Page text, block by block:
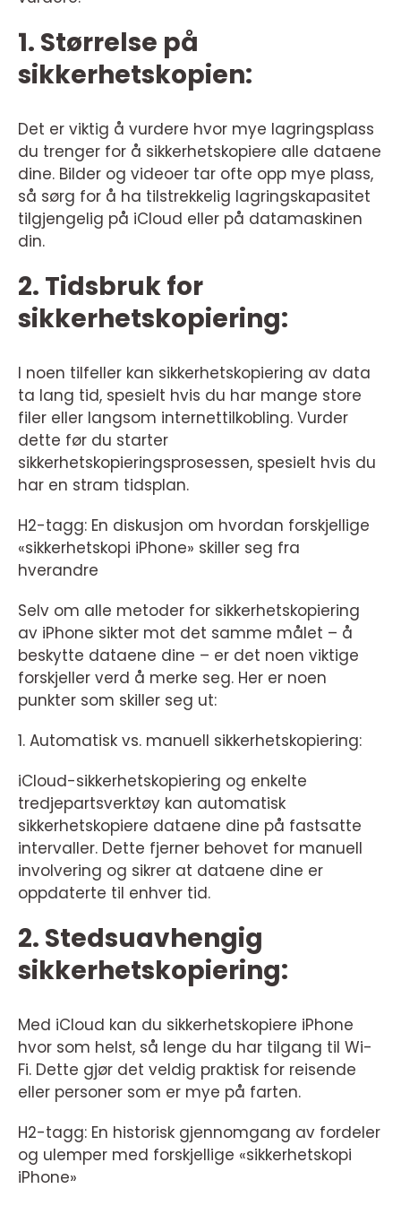
1. Størrelse på
sikkerhetskopien:
Det er viktig å vurdere hvor mye lagringsplass
du trenger for å sikkerhetskopiere alle dataene
dine. Bilder og videoer tar ofte opp mye plass,
så sørg for å ha tilstrekkelig lagringskapasitet
tilgjengelig på iCloud eller på datamaskinen
din.
2. Tidsbruk for
sikkerhetskopiering:
I noen tilfeller kan sikkerhetskopiering av data
ta lang tid, spesielt hvis du har mange store
filer eller langsom internettilkobling. Vurder
dette før du starter
sikkerhetskopieringsprosessen, spesielt hvis du
har en stram tidsplan.
H2-tagg: En diskusjon om hvordan forskjellige
«sikkerhetskopi iPhone» skiller seg fra
hverandre
Selv om alle metoder for sikkerhetskopiering
av iPhone sikter mot det samme målet – å
beskytte dataene dine – er det noen viktige
forskjeller verd å merke seg. Her er noen
punkter som skiller seg ut:
1. Automatisk vs. manuell sikkerhetskopiering:
iCloud-sikkerhetskopiering og enkelte
tredjepartsverktøy kan automatisk
sikkerhetskopiere dataene dine på fastsatte
intervaller. Dette fjerner behovet for manuell
involvering og sikrer at dataene dine er
oppdaterte til enhver tid.
2. Stedsuavhengig
sikkerhetskopiering:
Med iCloud kan du sikkerhetskopiere iPhone
hvor som helst, så lenge du har tilgang til Wi-
Fi. Dette gjør det veldig praktisk for reisende
eller personer som er mye på farten.
H2-tagg: En historisk gjennomgang av fordeler
og ulemper med forskjellige «sikkerhetskopi
iPhone»